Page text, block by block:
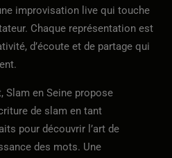
improvisation live qui touche
Chaque représentation est
d’écoute et de partage qui
Slam en Seine propose
de slam en tant
pour découvrir l’art de
des mots. Une